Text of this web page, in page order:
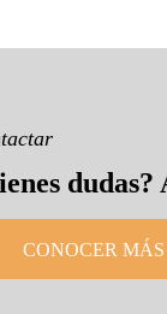
dudas?
CONOCER MÁS